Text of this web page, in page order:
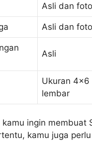
Asli dan
Asli dan
Asli
Ukuran 4×6
lembar
kamu ingin membuat
kamu juga